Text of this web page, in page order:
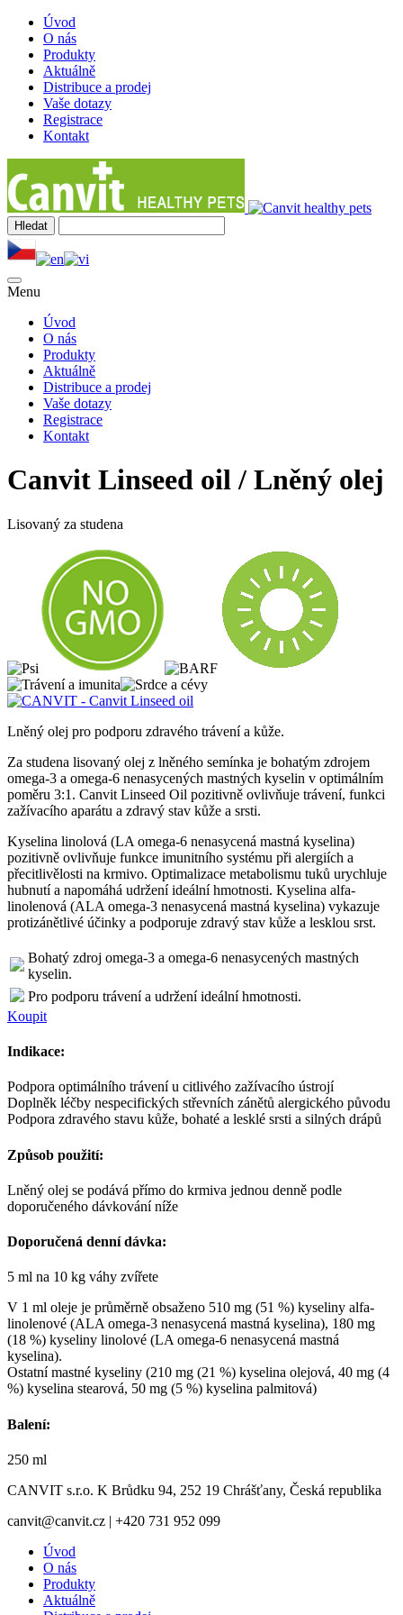
Úvod
O nás
Produkty
Aktuálně
Distribuce a prodej
Vaše dotazy
Registrace
Kontakt
Menu
Úvod
O nás
Produkty
Aktuálně
Distribuce a prodej
Vaše dotazy
Registrace
Kontakt
Canvit Linseed oil / Lněný olej
Lisovaný za studena
Lněný olej pro podporu zdravého trávení a kůže.
Za studena lisovaný olej z lněného semínka je bohatým zdrojem
omega-3 a omega-6 nenasycených mastných kyselin v optimálním
poměru 3:1. Canvit Linseed Oil pozitivně ovlivňuje trávení, funkci
zažívacího aparátu a zdravý stav kůže a srsti.
Kyselina linolová (LA omega-6 nenasycená mastná kyselina)
pozitivně ovlivňuje funkce imunitního systému při alergiích a
přecitlivělosti na krmivo. Optimalizace metabolismu tuků urychluje
hubnutí a napomáhá udržení ideální hmotnosti. Kyselina alfa-
linolenová (ALA omega-3 nenasycená mastná kyselina) vykazuje
protizánětlivé účinky a podporuje zdravý stav kůže a lesklou srst.
Bohatý zdroj omega-3 a omega-6 nenasycených mastných
kyselin.
Pro podporu trávení a udržení ideální hmotnosti.
Koupit
Indikace:
Podpora optimálního trávení u citlivého zažívacího ústrojí
Doplněk léčby nespecifických střevních zánětů alergického původu
Podpora zdravého stavu kůže, bohaté a lesklé srsti a silných drápů
Způsob použití:
Lněný olej se podává přímo do krmiva jednou denně podle
doporučeného dávkování níže
Doporučená denní dávka:
5 ml na 10 kg váhy zvířete
V 1 ml oleje je průměrně obsaženo 510 mg (51 %) kyseliny alfa-
linolenové (ALA omega-3 nenasycená mastná kyselina), 180 mg
(18 %) kyseliny linolové (LA omega-6 nenasycená mastná
kyselina).
Ostatní mastné kyseliny (210 mg (21 %) kyselina olejová, 40 mg (4
%) kyselina stearová, 50 mg (5 %) kyselina palmitová)
Balení:
250 ml
CANVIT s.r.o. K Brůdku 94, 252 19 Chrášťany, Česká republika
canvit@canvit.cz | +420 731 952 099
Úvod
O nás
Produkty
Aktuálně